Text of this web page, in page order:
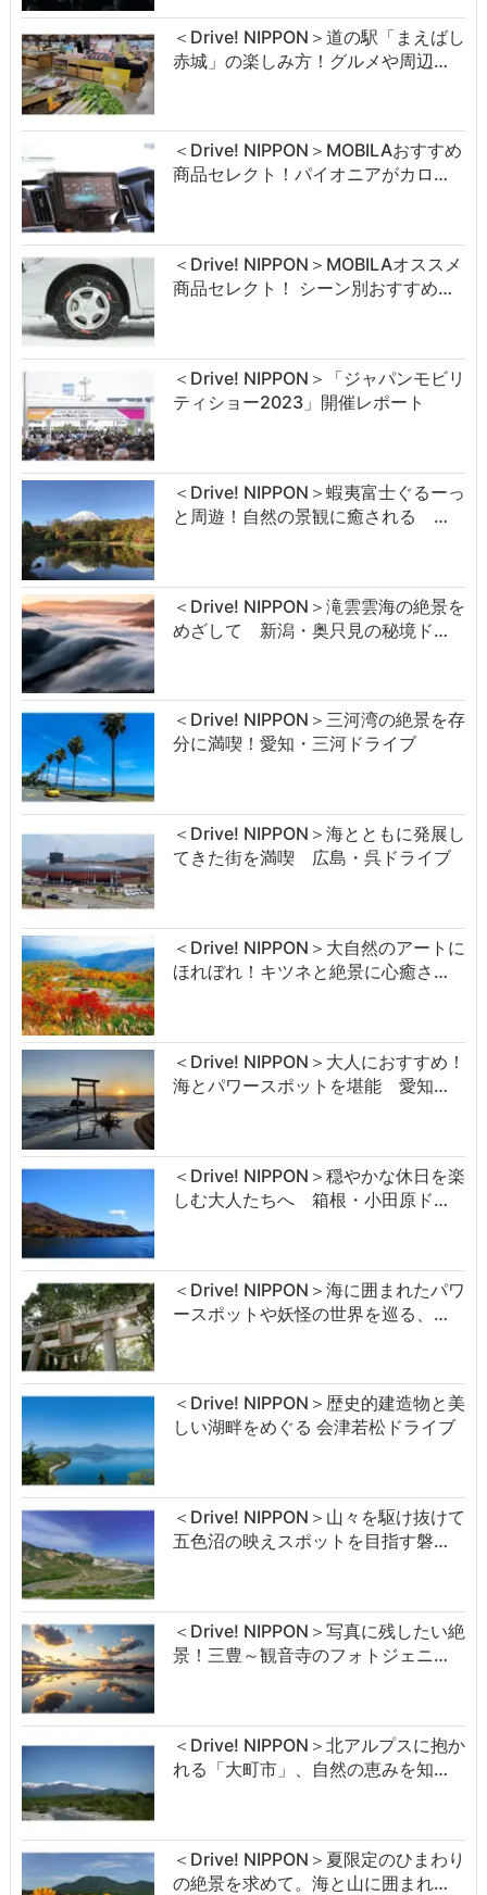
＜Drive! NIPPON＞道の駅「まえばし
赤城」の楽しみ方！グルメや周辺…
＜Drive! NIPPON＞MOBILAおすすめ
商品セレクト！パイオニアがカロ…
＜Drive! NIPPON＞MOBILAオススメ
商品セレクト！ シーン別おすすめ…
＜Drive! NIPPON＞「ジャパンモビリ
ティショー2023」開催レポート
＜Drive! NIPPON＞蝦夷富士ぐるーっ
と周遊！自然の景観に癒される …
＜Drive! NIPPON＞滝雲雲海の絶景を
めざして 新潟・奥只見の秘境ド…
＜Drive! NIPPON＞三河湾の絶景を存
分に満喫！愛知・三河ドライブ
＜Drive! NIPPON＞海とともに発展し
てきた街を満喫 広島・呉ドライブ
＜Drive! NIPPON＞大自然のアートに
ほれぼれ！キツネと絶景に心癒さ…
＜Drive! NIPPON＞大人におすすめ！
海とパワースポットを堪能 愛知…
＜Drive! NIPPON＞穏やかな休日を楽
しむ大人たちへ 箱根・小田原ド…
＜Drive! NIPPON＞海に囲まれたパワ
ースポットや妖怪の世界を巡る、…
＜Drive! NIPPON＞歴史的建造物と美
しい湖畔をめぐる 会津若松ドライブ
＜Drive! NIPPON＞山々を駆け抜けて
五色沼の映えスポットを目指す磐…
＜Drive! NIPPON＞写真に残したい絶
景！三豊～観音寺のフォトジェニ…
＜Drive! NIPPON＞北アルプスに抱か
れる「大町市」、自然の恵みを知…
＜Drive! NIPPON＞夏限定のひまわり
の絶景を求めて。海と山に囲まれ…